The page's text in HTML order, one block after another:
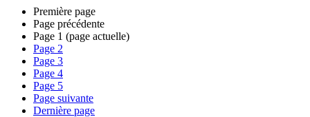
Première page
Page précédente
Page 1 (page actuelle)
Page 2
Page 3
Page 4
Page 5
Page suivante
Dernière page